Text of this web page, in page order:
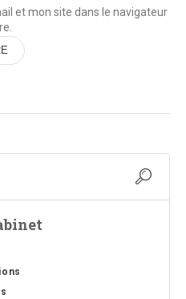
et mon site dans le navigateur